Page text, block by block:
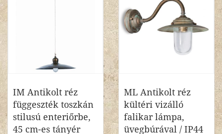
IM Antikolt réz
függeszték toszkán
stilusú enteriőrbe,
45 cm-es tányér
ML Antikolt réz
kültéri vizálló
falikar lámpa,
üvegbúrával / IP44